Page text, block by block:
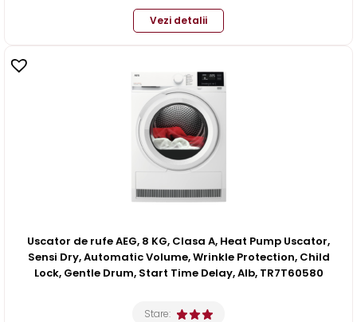
Vezi detalii
Uscator de rufe AEG, 8 KG, Clasa A, Heat Pump Uscator,
Sensi Dry, Automatic Volume, Wrinkle Protection, Child
Lock, Gentle Drum, Start Time Delay, Alb, TR7T60580
Stare: